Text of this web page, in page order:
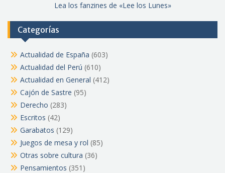
Lea los fanzines de «Lee los Lunes»
Categorías
Actualidad de España (603)
Actualidad del Perú (610)
Actualidad en General (412)
Cajón de Sastre (95)
Derecho (283)
Escritos (42)
Garabatos (129)
Juegos de mesa y rol (85)
Otras sobre cultura (36)
Pensamientos (351)